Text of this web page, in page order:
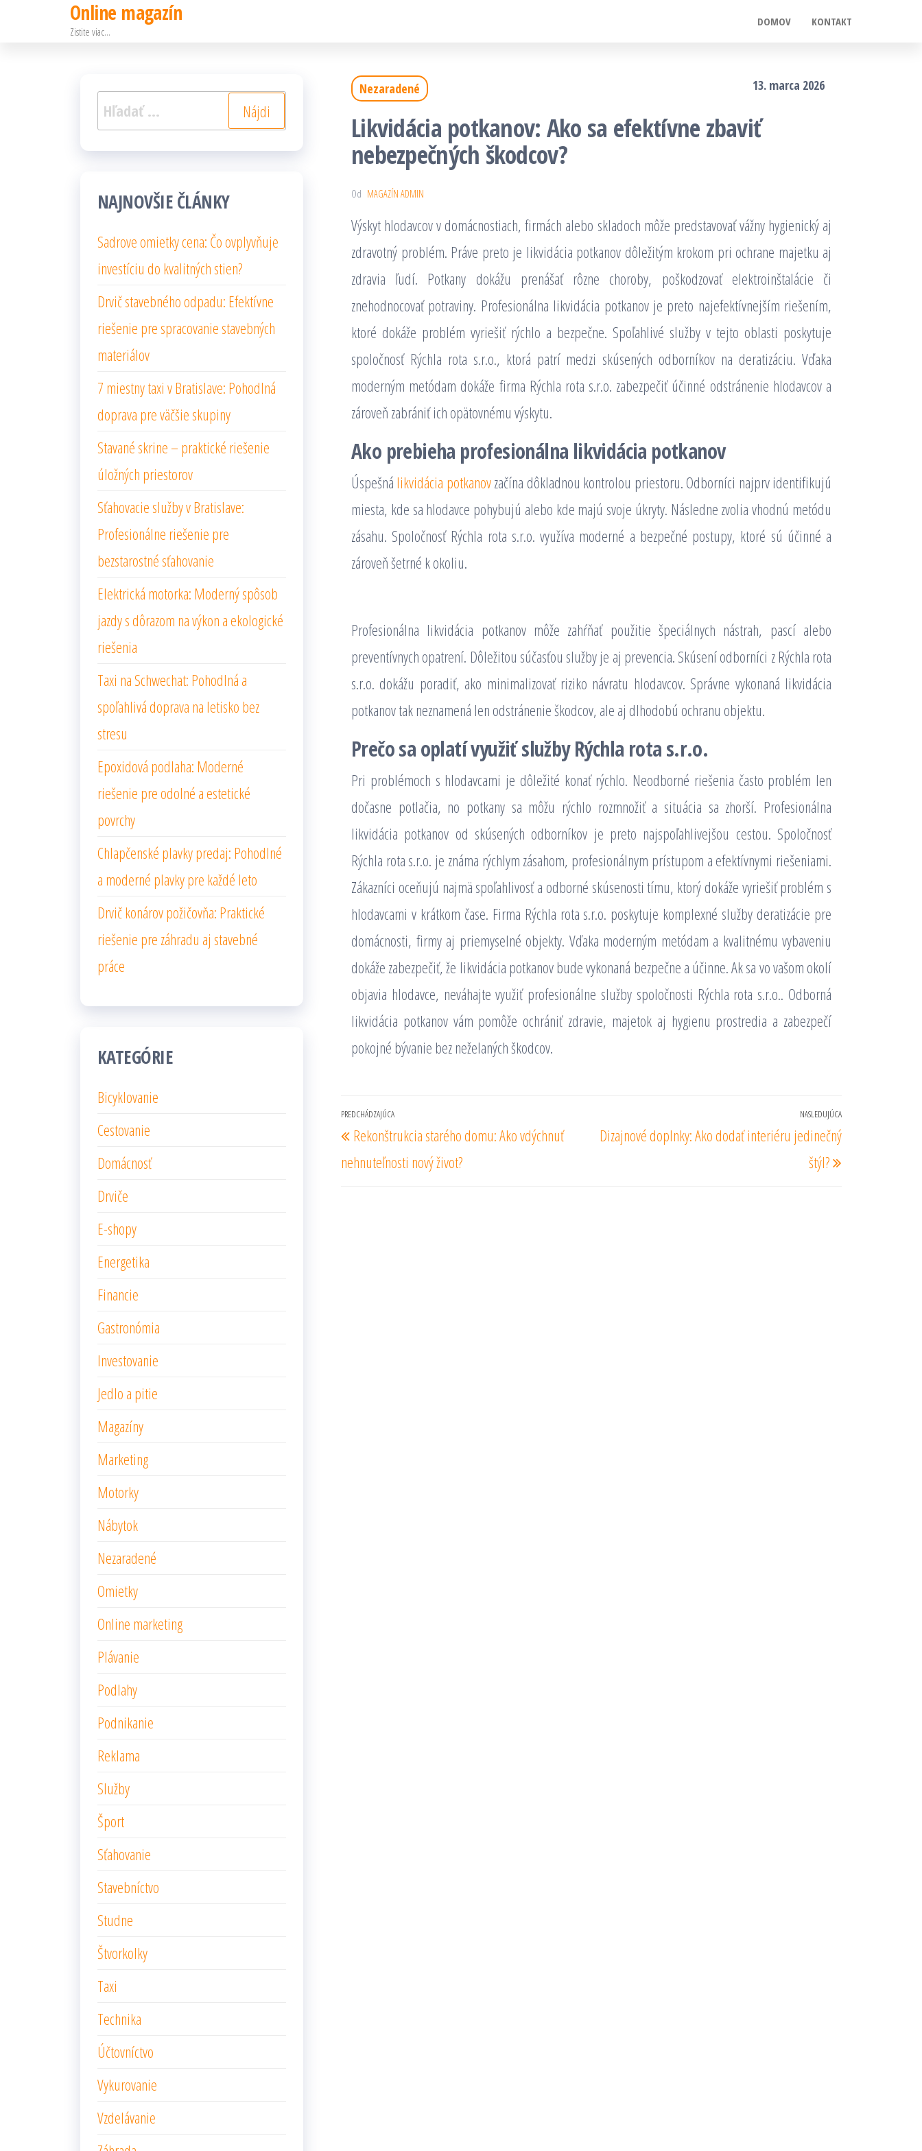
Online magazín
Zistite viac…
DOMOV KONTAKT
Nezaradené 13. marca 2026
Likvidácia potkanov: Ako sa efektívne zbaviť
nebezpečných škodcov?
Od MAGAZÍN ADMIN
Výskyt hlodavcov v domácnostiach, firmách alebo skladoch môže predstavovať vážny hygienický aj
zdravotný problém. Práve preto je likvidácia potkanov dôležitým krokom pri ochrane majetku aj
zdravia ľudí. Potkany dokážu prenášať rôzne choroby, poškodzovať elektroinštalácie či
znehodnocovať potraviny. Profesionálna likvidácia potkanov je preto najefektívnejším riešením,
ktoré dokáže problém vyriešiť rýchlo a bezpečne. Spoľahlivé služby v tejto oblasti poskytuje
spoločnosť Rýchla rota s.r.o., ktorá patrí medzi skúsených odborníkov na deratizáciu. Vďaka
moderným metódam dokáže firma Rýchla rota s.r.o. zabezpečiť účinné odstránenie hlodavcov a
zároveň zabrániť ich opätovnému výskytu.
Ako prebieha profesionálna likvidácia potkanov
Úspešná likvidácia potkanovzačína dôkladnou kontrolou priestoru. Odborníci najprv identifikujú
miesta, kde sa hlodavce pohybujú alebo kde majú svoje úkryty. Následne zvolia vhodnú metódu
zásahu. Spoločnosť Rýchla rota s.r.o. využíva moderné a bezpečné postupy, ktoré sú účinné a
zároveň šetrné k okoliu.
Profesionálna likvidácia potkanov môže zahŕňať použitie špeciálnych nástrah, pascí alebo
preventívnych opatrení. Dôležitou súčasťou služby je aj prevencia. Skúsení odborníci z Rýchla rota
s.r.o. dokážu poradiť, ako minimalizovať riziko návratu hlodavcov. Správne vykonaná likvidácia
potkanov tak neznamená len odstránenie škodcov, ale aj dlhodobú ochranu objektu.
Prečo sa oplatí využiť služby Rýchla rota s.r.o.
Pri problémoch s hlodavcami je dôležité konať rýchlo. Neodborné riešenia často problém len
dočasne potlačia, no potkany sa môžu rýchlo rozmnožiť a situácia sa zhorší. Profesionálna
likvidácia potkanov od skúsených odborníkov je preto najspoľahlivejšou cestou. Spoločnosť
Rýchla rota s.r.o. je známa rýchlym zásahom, profesionálnym prístupom a efektívnymi riešeniami.
Zákazníci oceňujú najmä spoľahlivosť a odborné skúsenosti tímu, ktorý dokáže vyriešiť problém s
hlodavcami v krátkom čase. Firma Rýchla rota s.r.o. poskytuje komplexné služby deratizácie pre
domácnosti, firmy aj priemyselné objekty. Vďaka moderným metódam a kvalitnému vybaveniu
dokáže zabezpečiť, že likvidácia potkanov bude vykonaná bezpečne a účinne. Ak sa vo vašom okolí
objavia hlodavce, neváhajte využiť profesionálne služby spoločnosti Rýchla rota s.r.o.. Odborná
likvidácia potkanov vám pomôže ochrániť zdravie, majetok aj hygienu prostredia a zabezpečí
pokojné bývanie bez neželaných škodcov.
Navigácia
v
článku
Predchádzajúci
príspevok
PREDCHÁDZAJÚCA
Rekonštrukcia starého domu: Ako vdýchnuť
nehnuteľnosti nový život?
Nasledujúci
NASLEDUJÚCA
Dizajnové doplnky: Ako dodať interiéru jedinečný
štýl?
Hľadať:
NAJNOVŠIE ČLÁNKY
Sadrove omietky cena: Čo ovplyvňuje
investíciu do kvalitných stien?
Drvič stavebného odpadu: Efektívne
riešenie pre spracovanie stavebných
materiálov
7 miestny taxi v Bratislave: Pohodlná
doprava pre väčšie skupiny
Stavané skrine – praktické riešenie
úložných priestorov
Sťahovacie služby v Bratislave:
Profesionálne riešenie pre
bezstarostné sťahovanie
Elektrická motorka: Moderný spôsob
jazdy s dôrazom na výkon a ekologické
riešenia
Taxi na Schwechat: Pohodlná a
spoľahlivá doprava na letisko bez
stresu
Epoxidová podlaha: Moderné
riešenie pre odolné a estetické
povrchy
Chlapčenské plavky predaj: Pohodlné
a moderné plavky pre každé leto
Drvič konárov požičovňa: Praktické
riešenie pre záhradu aj stavebné
práce
KATEGÓRIE
Bicyklovanie
Cestovanie
Domácnosť
Drviče
E-shopy
Energetika
Financie
Gastronómia
Investovanie
Jedlo a pitie
Magazíny
Marketing
Motorky
Nábytok
Nezaradené
Omietky
Online marketing
Plávanie
Podlahy
Podnikanie
Reklama
Služby
Šport
Sťahovanie
Stavebníctvo
Studne
Štvorkolky
Taxi
Technika
Účtovníctvo
Vykurovanie
Vzdelávanie